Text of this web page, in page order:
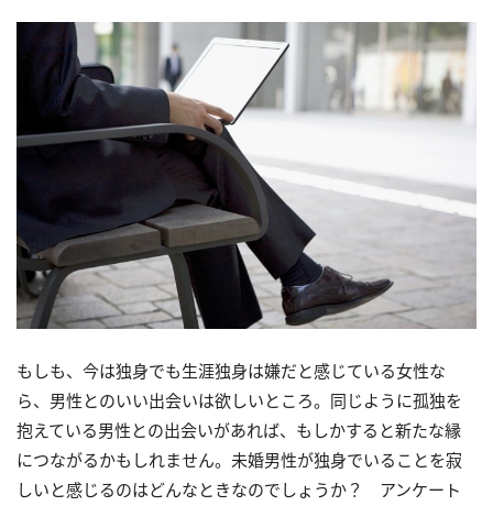
もしも、今は独身でも生涯独身は嫌だと感じている女性な
ら、男性とのいい出会いは欲しいところ。同じように孤独を
抱えている男性との出会いがあれば、もしかすると新たな縁
につながるかもしれません。未婚男性が独身でいることを寂
しいと感じるのはどんなときなのでしょうか？ アンケート